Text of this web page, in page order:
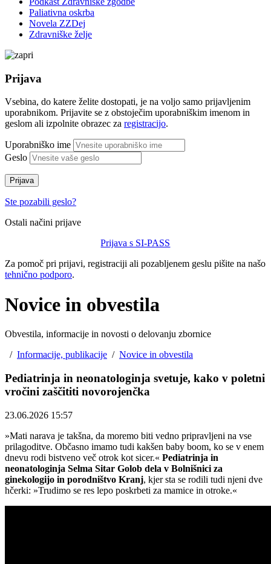
Paliativna oskrba
Novela ZZDej
Zdravniške želje
Prijava
Vsebina, do katere želite dostopati, je na voljo samo prijavljenim
uporabnikom. Prijavite se z obstoječim uporabniškim imenom in
geslom ali izpolnite obrazec za registracijo.
Uporabniško ime
Geslo
Prijava
Ste pozabili geslo?
Ostali načini prijave
Prijava s SI-PASS
Za pomoč pri prijavi, registraciji ali pozabljenem geslu pišite na našo
tehnično podporo.
Novice in obvestila
Obvestila, informacije in novosti o delovanju zbornice
/ Informacije, publikacije / Novice in obvestila
Pediatrinja in neonatologinja svetuje, kako v poletni
vročini zaščititi novorojenčka
23.06.2026 15:57
»Mati narava je takšna, da moremo biti vedno pripravljeni na vse
prilagoditve. Občasno imamo tudi kakšen baby boom, ko se v enem
dnevu rodi bistveno več otrok kot sicer.« Pediatrinja in
neonatologinja Selma Sitar Golob dela v Bolnišnici za
ginekologijo in porodništvo Kranj, kjer sta se rodili tudi njeni dve
hčerki: »Trudimo se res lepo poskrbeti za mamice in otroke.«